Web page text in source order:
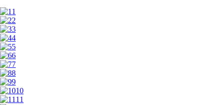
1
2
3
4
5
6
7
8
9
10
11